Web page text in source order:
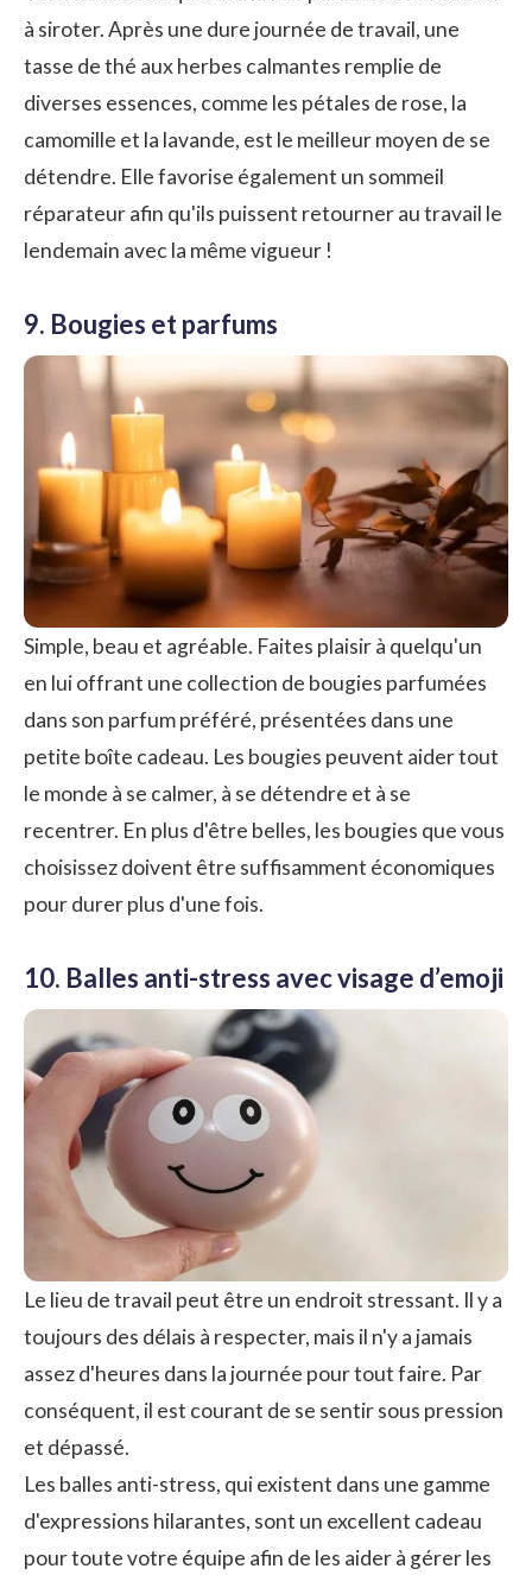
à siroter. Après une dure journée de travail, une
tasse de thé aux herbes calmantes remplie de
diverses essences, comme les pétales de rose, la
camomille et la lavande, est le meilleur moyen de se
détendre. Elle favorise également un sommeil
réparateur afin qu'ils puissent retourner au travail le
lendemain avec la même vigueur !
9. Bougies et parfums
Simple, beau et agréable. Faites plaisir à quelqu'un
en lui offrant une collection de bougies parfumées
dans son parfum préféré, présentées dans une
petite boîte cadeau. Les bougies peuvent aider tout
le monde à se calmer, à se détendre et à se
recentrer. En plus d'être belles, les bougies que vous
choisissez doivent être suffisamment économiques
pour durer plus d'une fois.
10. Balles anti-stress avec visage d’emoji
Le lieu de travail peut être un endroit stressant. Il y a
toujours des délais à respecter, mais il n'y a jamais
assez d'heures dans la journée pour tout faire. Par
conséquent, il est courant de se sentir sous pression
et dépassé.
Les balles anti-stress, qui existent dans une gamme
d'expressions hilarantes, sont un excellent cadeau
pour toute votre équipe afin de les aider à gérer les